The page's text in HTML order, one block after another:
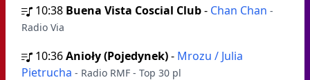
10:38 Buena Vista Coscial Club- Chan Chan -
Radio Via
10:36Anioły (Pojedynek)- Mrozu / Julia
Pietrucha - Radio RMF - Top 30 pl